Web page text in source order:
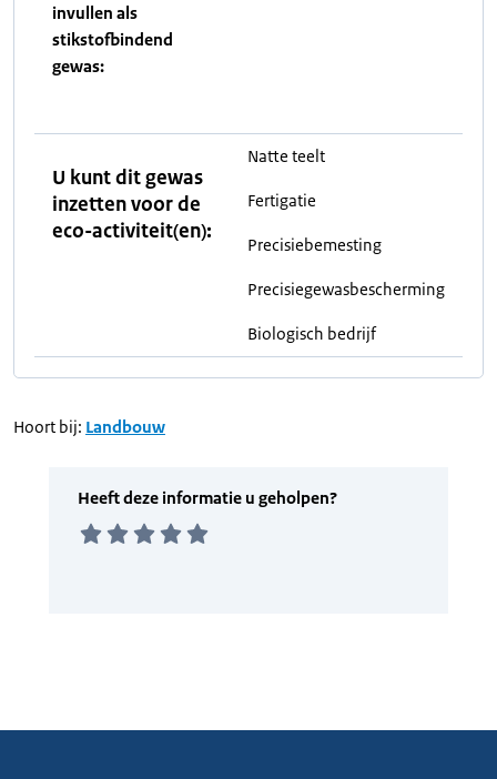
invullen als
stikstofbindend
gewas:
U kunt dit gewas
inzetten voor de
eco-activiteit(en):
Natte teelt
Fertigatie
Precisiebemesting
Precisiegewasbescherming
Biologisch bedrijf
Hoort bij: Landbouw